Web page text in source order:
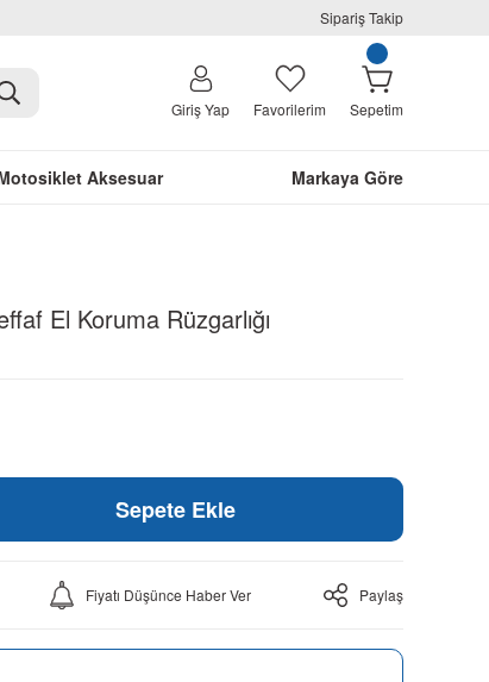
Sipariş Takip
Giriş Yap Favorilerim Sepetim
Aksesuar Markaya Göre
El Koruma Rüzgarlığı
Sepete Ekle
Fiyatı Düşünce Haber Ver Paylaş